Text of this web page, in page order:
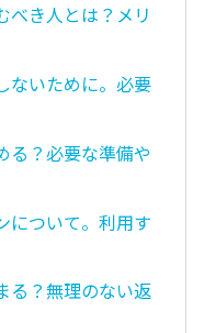
べき人とは？メリ
ないために。必要
る？必要な準備や
について。利用す
る？無理のない返